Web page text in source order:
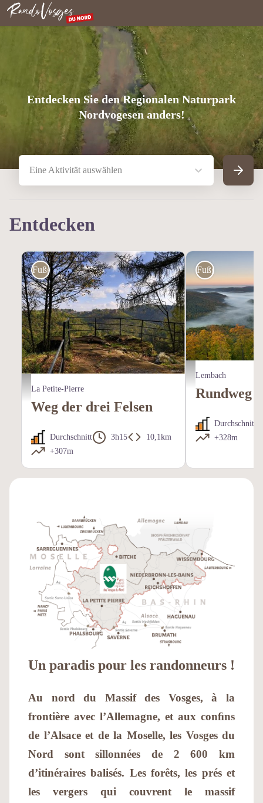
Nordvogesen
Entdecken Sie den Regionalen Naturpark
Nordvogesen anders!
Eine Aktivität auswählen
Suche
Entdecken
Vue sur La Petite-Pierre depuis le Rocher Blanc - A.Dorschner
Fußgänger
La Petite-Pierre
Weg der drei Felsen
Durchschnitt 3h15
10,1km
+307m
Vue sur le Fleckenstein
Fußgänger
Lembach
Rundweg
Durchschnitt
+328m
Un paradis pour les randonneurs !
Au nord du Massif des Vosges, à la
frontière avec l’Allemagne, et aux conﬁns
de l’Alsace et de la Moselle, les Vosges du
Nord sont sillonnées de 2 600 km
d’itinéraires balisés. Les forêts, les prés et
les vergers qui couvrent le massif